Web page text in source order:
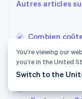
Autres articles
Combien
Voici les
Qu’est-ce
Delaware ?
Estonie
EnglishEspañol简
Finlande
English Svenska
FrançaisEnglish
Gibraltar
You’re viewing our
you’re in the United
Switch to the